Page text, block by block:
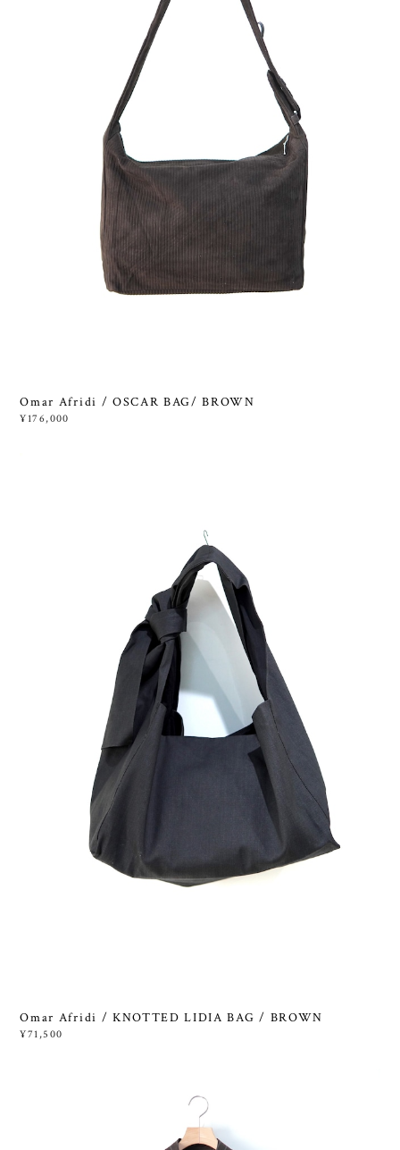
Omar Afridi / OSCAR BAG/ BROWN
¥176,000
Omar Afridi / KNOTTED LIDIA BAG / BROWN
¥71,500